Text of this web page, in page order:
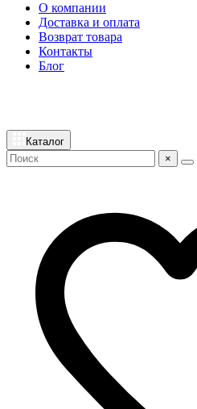
О компании
Доставка и оплата
Возврат товара
Контакты
Блог
Каталог
×